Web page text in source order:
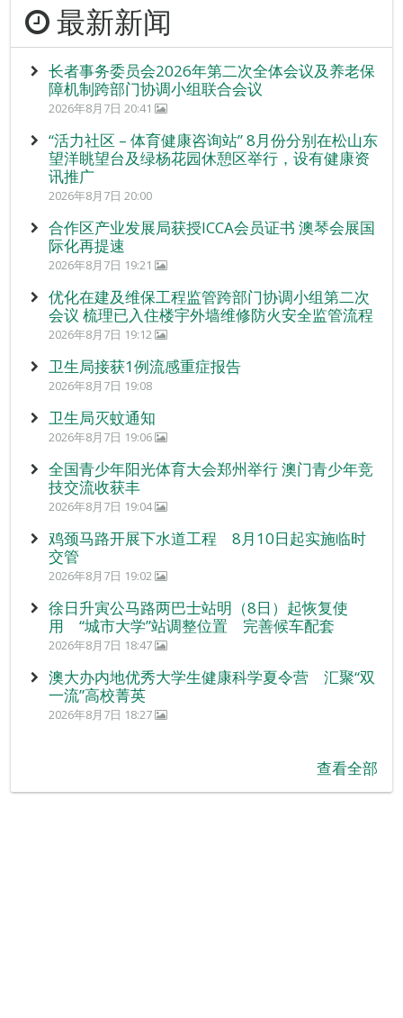
最新新闻
长者事务委员会2026年第二次全体会议及养老保
障机制跨部门协调小组联合会议
2026年8月7日 20:41
“活力社区 – 体育健康咨询站” 8月份分别在松山东
望洋眺望台及绿杨花园休憩区举行，设有健康资
讯推广
2026年8月7日 20:00
合作区产业发展局获授ICCA会员证书 澳琴会展国
际化再提速
2026年8月7日 19:21
优化在建及维保工程监管跨部门协调小组第二次
会议 梳理已入住楼宇外墙维修防火安全监管流程
2026年8月7日 19:12
卫生局接获1例流感重症报告
2026年8月7日 19:08
卫生局灭蚊通知
2026年8月7日 19:06
全国青少年阳光体育大会郑州举行 澳门青少年竞
技交流收获丰
2026年8月7日 19:04
鸡颈马路开展下水道工程 8月10日起实施临时
交管
2026年8月7日 19:02
徐日升寅公马路两巴士站明（8日）起恢复使
用 “城市大学”站调整位置 完善候车配套
2026年8月7日 18:47
澳大办内地优秀大学生健康科学夏令营 汇聚“双
一流”高校菁英
2026年8月7日 18:27
查看全部